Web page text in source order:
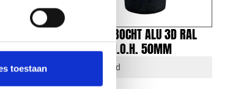
toestaan
VESTIS SPRONGBOCHT ALU 3D RAL
7016 Ø80MM H.O.H. 50MM
1-4 dagen levertijd